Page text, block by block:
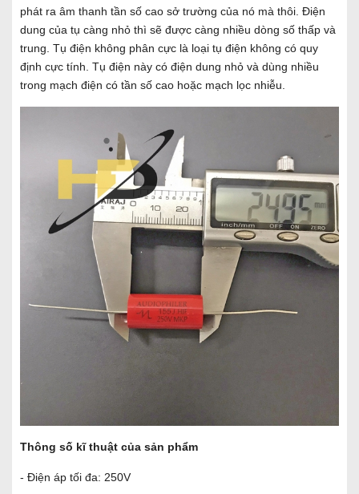
phát ra âm thanh tần số cao sở trường của nó mà thôi. Điện
dung của tụ càng nhỏ thì sẽ được càng nhiều dòng số thấp và
trung. Tụ điện không phân cực là loại tụ điện không có quy
định cực tính. Tụ điện này có điện dung nhỏ và dùng nhiều
trong mạch điện có tần số cao hoặc mạch lọc nhiễu.
Thông số kĩ thuật của sản phẩm
- Điện áp tối đa: 250V